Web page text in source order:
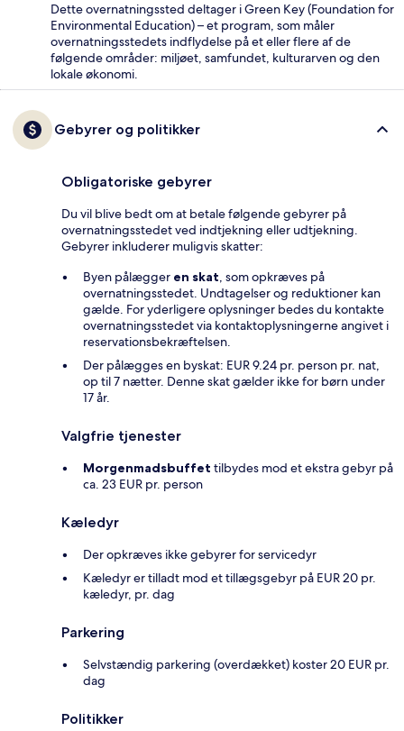
Dette overnatningssted deltager i Green Key (Foundation for
Environmental Education) – et program, som måler
overnatningsstedets indflydelse på et eller flere af de
følgende områder: miljøet, samfundet, kulturarven og den
lokale økonomi.
Gebyrer og politikker
Obligatoriske gebyrer
Du vil blive bedt om at betale følgende gebyrer på
overnatningsstedet ved indtjekning eller udtjekning.
Gebyrer inkluderer muligvis skatter:
Byen pålægger en skat, som opkræves på
overnatningsstedet. Undtagelser og reduktioner kan
gælde. For yderligere oplysninger bedes du kontakte
overnatningsstedet via kontaktoplysningerne angivet i
reservationsbekræftelsen.
Der pålægges en byskat: EUR 9.24 pr. person pr. nat,
op til 7 nætter. Denne skat gælder ikke for børn under
17 år.
Valgfrie tjenester
Morgenmadsbuffet tilbydes mod et ekstra gebyr på
ca. 23 EUR pr. person
Kæledyr
Der opkræves ikke gebyrer for servicedyr
Kæledyr er tilladt mod et tillægsgebyr på EUR 20 pr.
kæledyr, pr. dag
Parkering
Selvstændig parkering (overdækket) koster 20 EUR pr.
dag
Politikker